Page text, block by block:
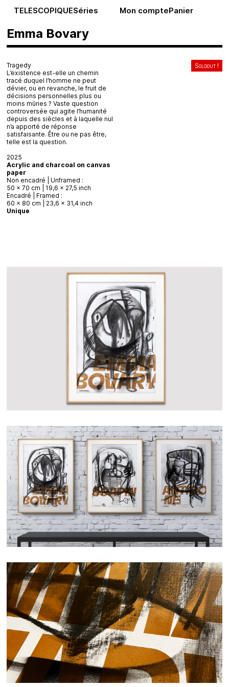
TELESCOPIQUESéries Mon comptePanier
Emma Bovary
Tragedy
L’existence est-elle un chemin
tracé duquel l’homme ne peut
dévier, ou en revanche, le fruit de
décisions personnelles plus ou
moins mûries ? Vaste question
controversée qui agite l’humanité
depuis des siècles et à laquelle nul
n’a apporté de réponse
satisfaisante. Être ou ne pas être,
telle est la question.
2025
Acrylic and charcoal on canvas
paper
Non encadré | Unframed :
50 x 70 cm | 19,6 x 27,5 inch
Encadré | Framed :
60 x 80 cm | 23,6 x 31,4 inch
Unique
Soldout !